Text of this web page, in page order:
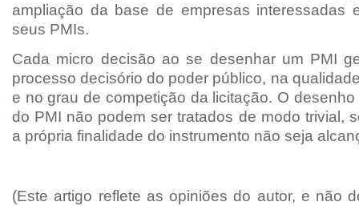
ampliação da base de empresas interessadas
seus PMIs.
Cada micro decisão ao se desenhar um PMI
processo decisório do poder público, na
e no grau de competição da licitação. O
do PMI não podem ser tratados de modo trivial,
a própria finalidade do instrumento não seja
(Este artigo reflete as opiniões do autor, e não